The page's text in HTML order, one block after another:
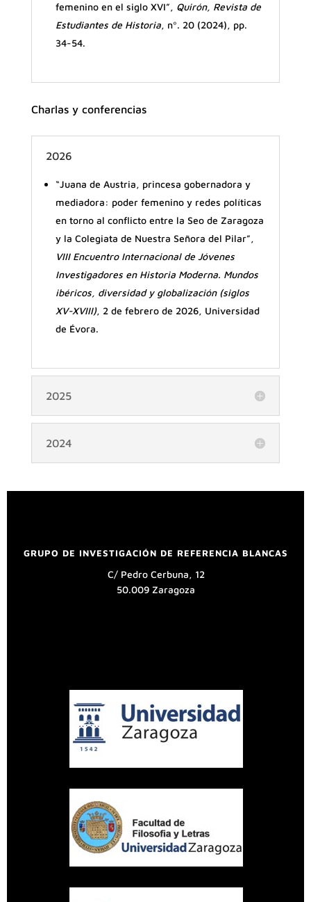
femenino en el siglo XVI”, Quirón, Revista de
Estudiantes de Historia, nº. 20 (2024), pp.
34-54.
Charlas y conferencias
2026
“Juana de Austria, princesa gobernadora y
mediadora: poder femenino y redes políticas
en torno al conflicto entre la Seo de Zaragoza
y la Colegiata de Nuestra Señora del Pilar”,
VIII Encuentro Internacional de Jóvenes
Investigadores en Historia Moderna. Mundos
ibéricos, diversidad y globalización (siglos
XV-XVIII), 2 de febrero de 2026, Universidad
de Évora.
2025
2024
GRUPO DE INVESTIGACIÓN DE REFERENCIA BLANCAS
C/ Pedro Cerbuna, 12
50.009 Zaragoza